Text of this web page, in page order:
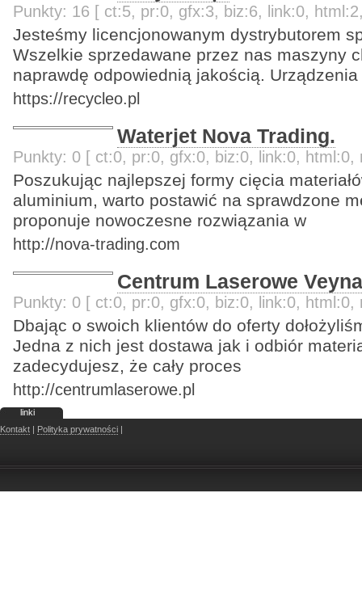
Punkty: 16 [ ct:5, pr:0, gfx:3, biz:6, link:0,
Jesteśmy licencjonowanym dystrybutorem
Wszelkie sprzedawane przez nas maszyny
naprawdę odpowiednią jakością. Urządzenia
https://recycleo.pl
Waterjet Nova Trading.
Punkty: 0 [ ct:0, pr:0, gfx:0, biz:0, link:0, html:0,
Poszukując najlepszej formy cięcia
aluminium, warto postawić na sprawdzone
proponuje nowoczesne rozwiązania w
http://nova-trading.com
Centrum Laserowe
Punkty: 0 [ ct:0, pr:0, gfx:0, biz:0, link:0, html:0,
Dbając o swoich klientów do oferty
Jedna z nich jest dostawa jak i odbiór
zadecydujesz, że cały proces
http://centrumlaserowe.pl
linki
Kontakt | Polityka prywatności |